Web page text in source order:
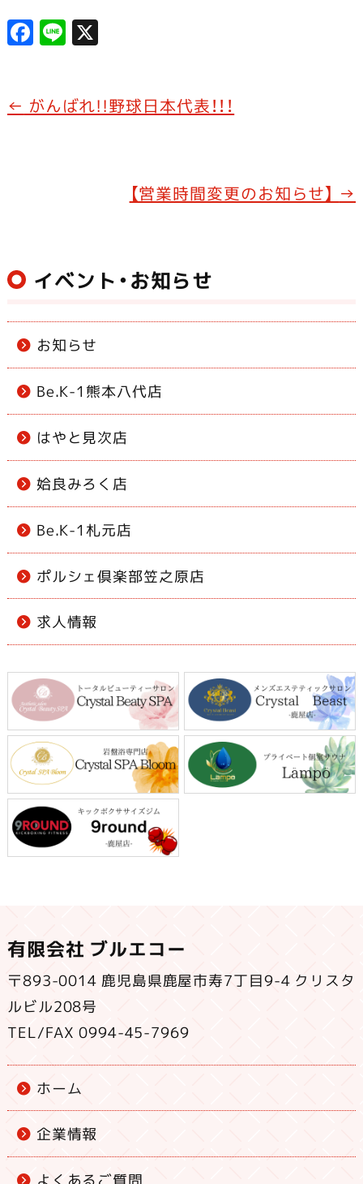
F
a
e
Li
n
X
← がんばれ!!野球日本代表！！！
【営業時間変更のお知らせ】 →
イベント・お知らせ
お知らせ
Be.K-1熊本八代店
はやと見次店
姶良みろく店
Be.K-1札元店
ポルシェ倶楽部笠之原店
求人情報
有限会社 ブルエコー
〒893-0014 鹿児島県鹿屋市寿7丁目9-4 クリスタ
ルビル208号
TEL/FAX 0994-45-7969
ホーム
企業情報